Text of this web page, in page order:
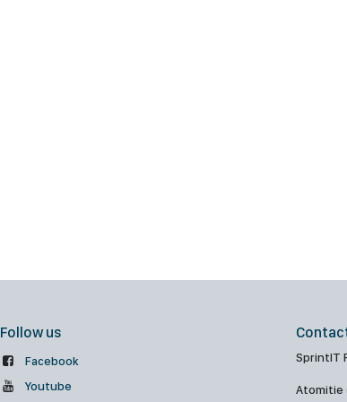
Follow us
Facebook
Youtube
SprintIT
Atomitie